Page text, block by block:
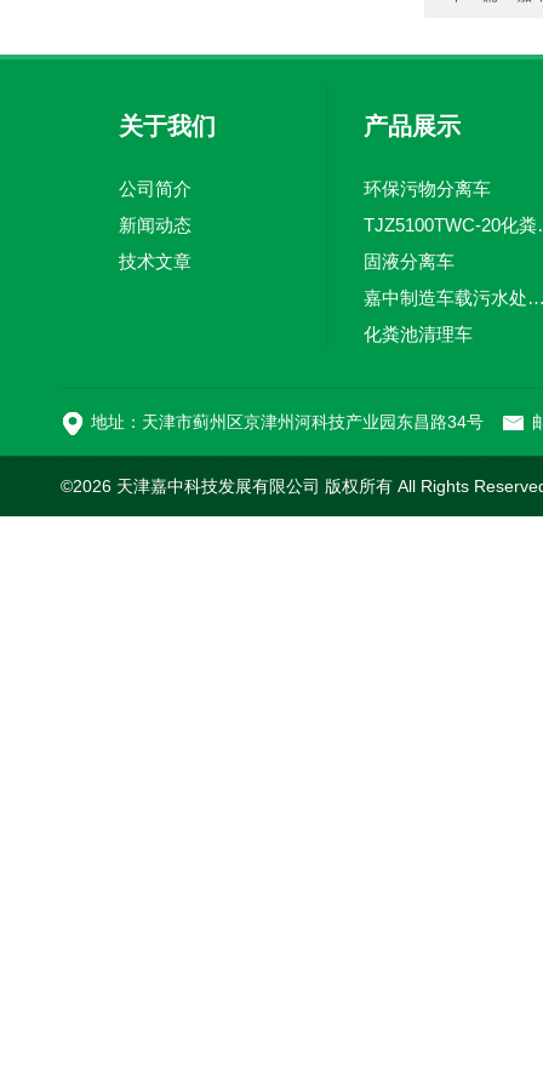
关于我们
公司简介
新闻动态
技术文章
产品展示
环保污物分离车
固液分离车
嘉中制造车载污水处理设备-环
化粪池清理车
地址：天津市蓟州区京津州河科技产业园东昌路34号
©2026 天津嘉中科技发展有限公司 版权所有 All Rights